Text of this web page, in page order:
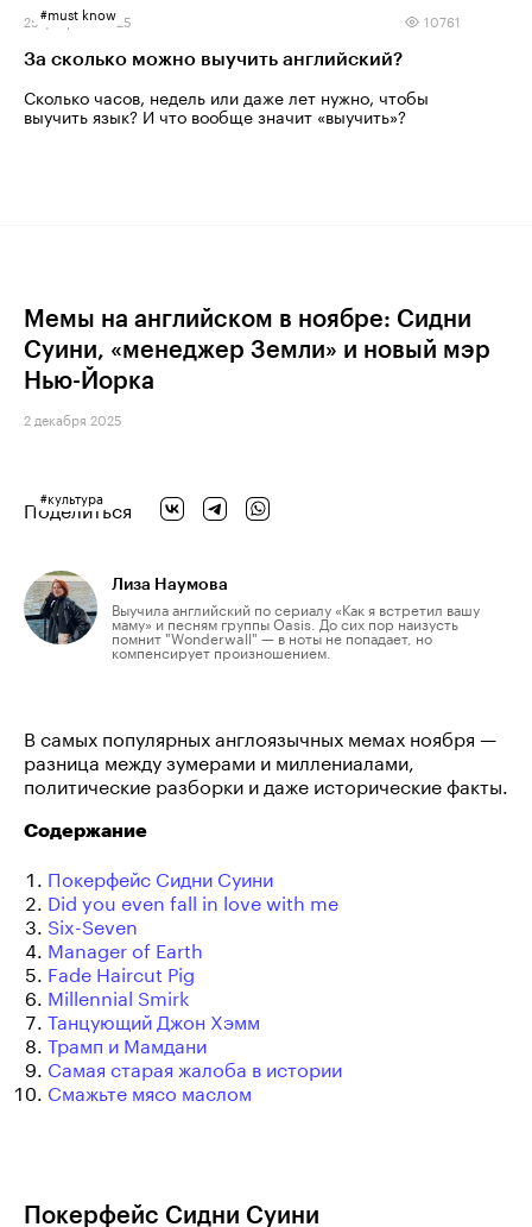
#must know
25 февраля 2025 10761
За сколько можно выучить английский?
Сколько часов, недель или даже лет нужно, чтобы
выучить язык? И что вообще значит «выучить»?
Мемы на английском в ноябре: Сидни
Суини, «менеджер Земли» и новый мэр
Нью-Йорка
2 декабря 2025
#культура
Поделиться
Лиза Наумова
Выучила английский по сериалу «Как я встретил вашу
маму» и песням группы Oasis. До сих пор наизусть
помнит "Wonderwall" — в ноты не попадает, но
компенсирует произношением.
В самых популярных англоязычных мемах ноября —
разница между зумерами и миллениалами,
политические разборки и даже исторические факты.
Содержание
Покерфейс Сидни Суини
Did you even fall in love with me
Six-Seven
Manager of Earth
Fade Haircut Pig
Millennial Smirk
Танцующий Джон Хэмм
Трамп и Мамдани
Самая старая жалоба в истории
Смажьте мясо маслом
Покерфейс Сидни Суини